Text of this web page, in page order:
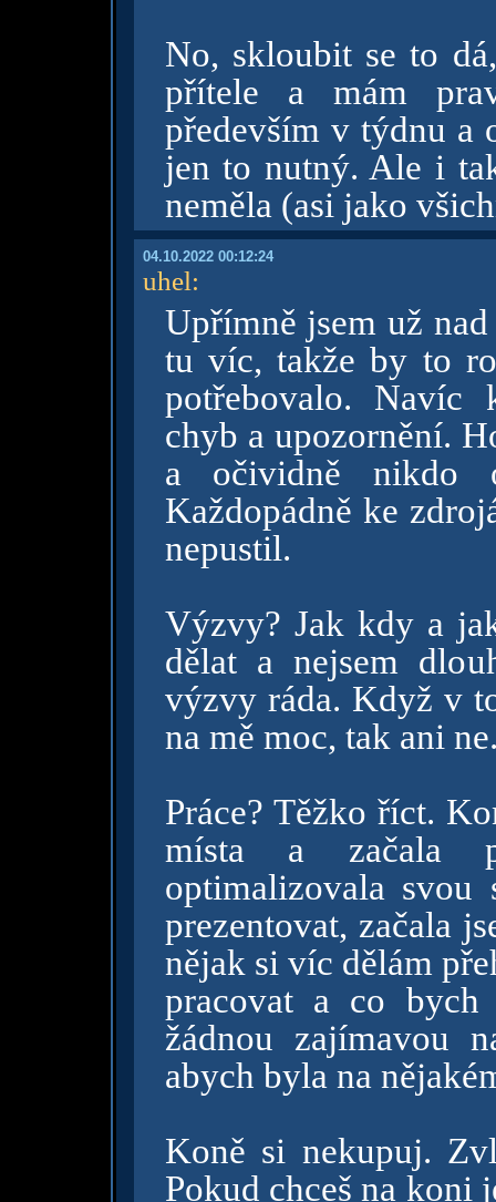
No, skloubit se to
přítele a mám
především v týdnu a
jen to nutný. Ale i
neměla (asi jako
04.10.2022 00:12:24
uhel:
Upřímně jsem už
tu víc, takže by to
potřebovalo. Navíc
chyb a upozornění.
a očividně nikdo
Každopádně ke
nepustil.
Výzvy? Jak kdy a
dělat a nejsem
výzvy ráda. Když v
na mě moc, tak ani
Práce? Těžko říct.
místa a začala
optimalizovala svou
prezentovat, začala
nějak si víc dělám
pracovat a co
žádnou zajímavou
abych byla na
Koně si nekupuj.
Pokud chceš na koni